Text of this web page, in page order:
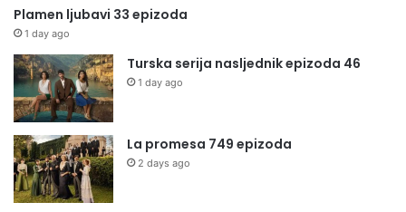
Plamen ljubavi 33 epizoda
1 day ago
Turska serija nasljednik epizoda 46
1 day ago
La promesa 749 epizoda
2 days ago